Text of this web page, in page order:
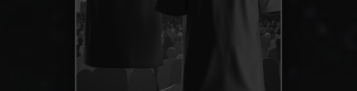
auf
der